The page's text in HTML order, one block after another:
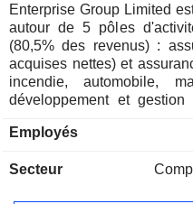
Enterprise Group Limited
autour de 5 pôles d'activités : - prestations
(80,5% des revenus) :
acquises nettes) et
incendie, automobile,
développement et
fiduciaires (5,3%) ; - prestations d'investissement (3,9%) ; -
Employés
Secteur